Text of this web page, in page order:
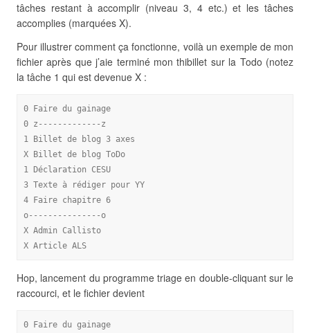
tâches restant à accomplir (niveau 3, 4 etc.) et les tâches
accomplies (marquées X).
Pour illustrer comment ça fonctionne, voilà un exemple de mon
fichier après que j’aie terminé mon thibillet sur la Todo (notez
la tâche 1 qui est devenue X :
0 Faire du gainage
0 z-------------z
1 Billet de blog 3 axes
X Billet de blog ToDo
1 Déclaration CESU
3 Texte à rédiger pour YY
4 Faire chapitre 6
o---------------o
X Admin Callisto
X Article ALS
Hop, lancement du programme triage en double-cliquant sur le
raccourci, et le fichier devient
0 Faire du gainage